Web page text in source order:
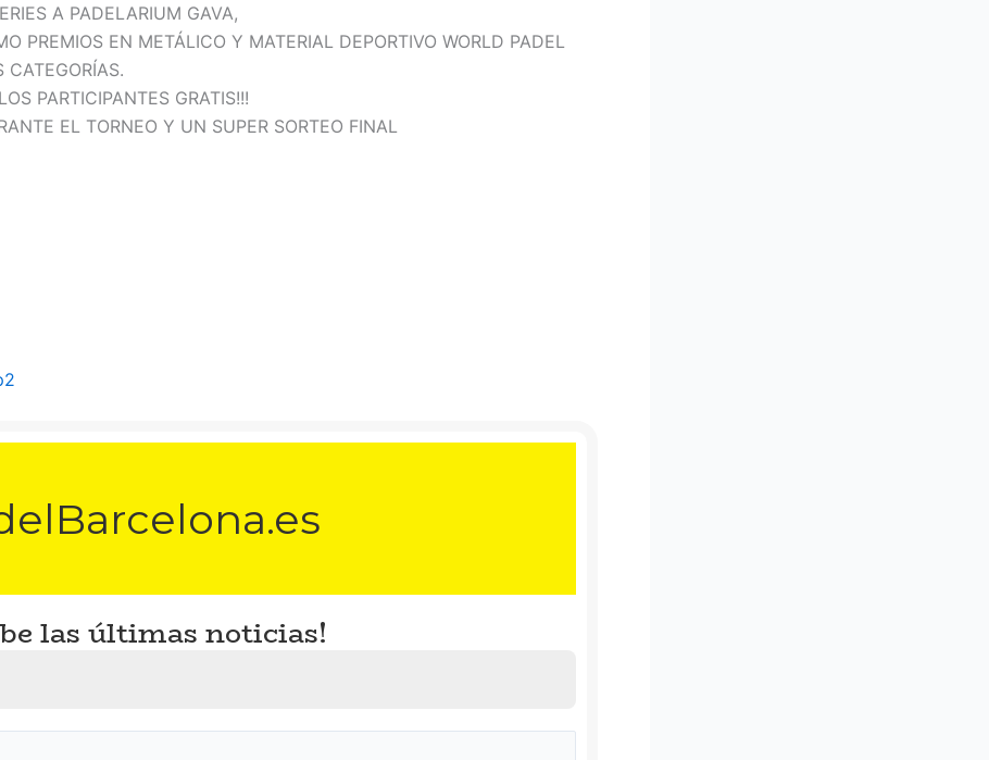
A PADELARIUM GAVA,
PREMIOS EN METÁLICO Y MATERIAL DEPORTIVO WORLD PADEL
CATEGORÍAS.
PARTICIPANTES GRATIS!!!
EL TORNEO Y UN SUPER SORTEO FINAL
las últimas noticias!